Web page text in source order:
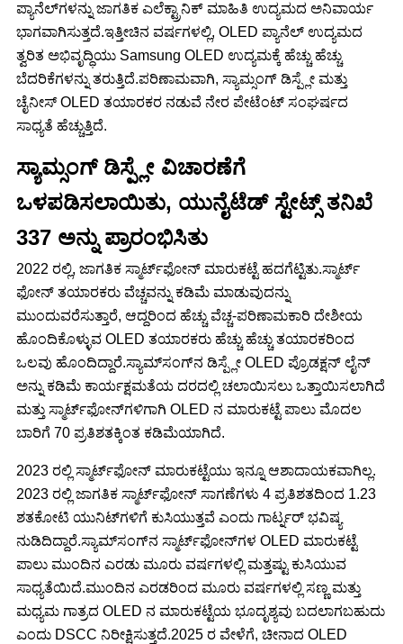
ಪ್ಯಾನೆಲ್‌ಗಳನ್ನು ಜಾಗತಿಕ ಎಲೆಕ್ಟ್ರಾನಿಕ್ ಮಾಹಿತಿ ಉದ್ಯಮದ ಅನಿವಾರ್ಯ
ಭಾಗವಾಗಿಸುತ್ತದೆ.ಇತ್ತೀಚಿನ ವರ್ಷಗಳಲ್ಲಿ, OLED ಪ್ಯಾನೆಲ್ ಉದ್ಯಮದ
ತ್ವರಿತ ಅಭಿವೃದ್ಧಿಯು Samsung OLED ಉದ್ಯಮಕ್ಕೆ ಹೆಚ್ಚು ಹೆಚ್ಚು
ಬೆದರಿಕೆಗಳನ್ನು ತರುತ್ತಿದೆ.ಪರಿಣಾಮವಾಗಿ, ಸ್ಯಾಮ್ಸಂಗ್ ಡಿಸ್ಪ್ಲೇ ಮತ್ತು
ಚೈನೀಸ್ OLED ತಯಾರಕರ ನಡುವೆ ನೇರ ಪೇಟೆಂಟ್ ಸಂಘರ್ಷದ
ಸಾಧ್ಯತೆ ಹೆಚ್ಚುತ್ತಿದೆ.
ಸ್ಯಾಮ್ಸಂಗ್ ಡಿಸ್ಪ್ಲೇ ವಿಚಾರಣೆಗೆ
ಒಳಪಡಿಸಲಾಯಿತು, ಯುನೈಟೆಡ್ ಸ್ಟೇಟ್ಸ್ ತನಿಖೆ
337 ಅನ್ನು ಪ್ರಾರಂಭಿಸಿತು
2022 ರಲ್ಲಿ, ಜಾಗತಿಕ ಸ್ಮಾರ್ಟ್‌ಫೋನ್ ಮಾರುಕಟ್ಟೆ ಹದಗೆಟ್ಟಿತು.ಸ್ಮಾರ್ಟ್
ಫೋನ್ ತಯಾರಕರು ವೆಚ್ಚವನ್ನು ಕಡಿಮೆ ಮಾಡುವುದನ್ನು
ಮುಂದುವರೆಸುತ್ತಾರೆ, ಆದ್ದರಿಂದ ಹೆಚ್ಚು ವೆಚ್ಚ-ಪರಿಣಾಮಕಾರಿ ದೇಶೀಯ
ಹೊಂದಿಕೊಳ್ಳುವ OLED ತಯಾರಕರು ಹೆಚ್ಚು ಹೆಚ್ಚು ತಯಾರಕರಿಂದ
ಒಲವು ಹೊಂದಿದ್ದಾರೆ.ಸ್ಯಾಮ್‌ಸಂಗ್‌ನ ಡಿಸ್ಪ್ಲೇ OLED ಪ್ರೊಡಕ್ಷನ್ ಲೈನ್
ಅನ್ನು ಕಡಿಮೆ ಕಾರ್ಯಕ್ಷಮತೆಯ ದರದಲ್ಲಿ ಚಲಾಯಿಸಲು ಒತ್ತಾಯಿಸಲಾಗಿದೆ
ಮತ್ತು ಸ್ಮಾರ್ಟ್‌ಫೋನ್‌ಗಳಿಗಾಗಿ OLED ನ ಮಾರುಕಟ್ಟೆ ಪಾಲು ಮೊದಲ
ಬಾರಿಗೆ 70 ಪ್ರತಿಶತಕ್ಕಿಂತ ಕಡಿಮೆಯಾಗಿದೆ.
2023 ರಲ್ಲಿ ಸ್ಮಾರ್ಟ್‌ಫೋನ್ ಮಾರುಕಟ್ಟೆಯು ಇನ್ನೂ ಆಶಾದಾಯಕವಾಗಿಲ್ಲ.
2023 ರಲ್ಲಿ ಜಾಗತಿಕ ಸ್ಮಾರ್ಟ್‌ಫೋನ್ ಸಾಗಣೆಗಳು 4 ಪ್ರತಿಶತದಿಂದ 1.23
ಶತಕೋಟಿ ಯುನಿಟ್‌ಗಳಿಗೆ ಕುಸಿಯುತ್ತವೆ ಎಂದು ಗಾರ್ಟ್ನರ್ ಭವಿಷ್ಯ
ನುಡಿದಿದ್ದಾರೆ.ಸ್ಯಾಮ್‌ಸಂಗ್‌ನ ಸ್ಮಾರ್ಟ್‌ಫೋನ್‌ಗಳ OLED ಮಾರುಕಟ್ಟೆ
ಪಾಲು ಮುಂದಿನ ಎರಡು ಮೂರು ವರ್ಷಗಳಲ್ಲಿ ಮತ್ತಷ್ಟು ಕುಸಿಯುವ
ಸಾಧ್ಯತೆಯಿದೆ.ಮುಂದಿನ ಎರಡರಿಂದ ಮೂರು ವರ್ಷಗಳಲ್ಲಿ ಸಣ್ಣ ಮತ್ತು
ಮಧ್ಯಮ ಗಾತ್ರದ OLED ನ ಮಾರುಕಟ್ಟೆಯ ಭೂದೃಶ್ಯವು ಬದಲಾಗಬಹುದು
ಎಂದು DSCC ನಿರೀಕ್ಷಿಸುತ್ತದೆ.2025 ರ ವೇಳೆಗೆ, ಚೀನಾದ OLED